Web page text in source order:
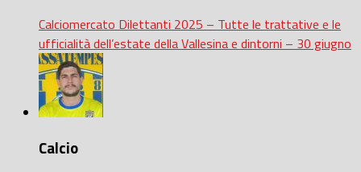
Calciomercato Dilettanti 2025 – Tutte le trattative e le
ufficialità dell’estate della Vallesina e dintorni – 30 giugno
Calcio